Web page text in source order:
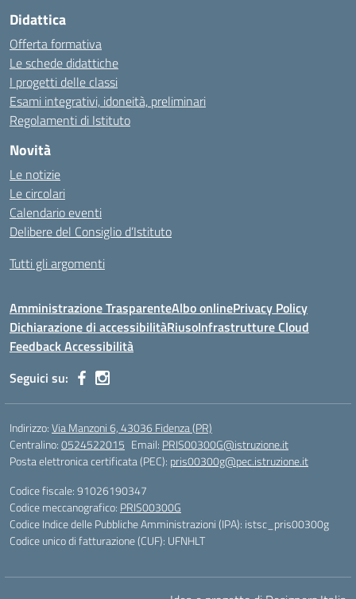
Didattica
Offerta formativa
Le schede didattiche
I progetti delle classi
Esami integrativi, idoneità, preliminari
Regolamenti di Istituto
Novità
Le notizie
Le circolari
Calendario eventi
Delibere del Consiglio d’Istituto
Tutti gli argomenti
Amministrazione TrasparenteAlbo onlinePrivacy Policy
Dichiarazione di accessibilitàRiusoInfrastrutture Cloud
Feedback Accessibilità
Seguici su:
Indirizzo:Via Manzoni 6, 43036 Fidenza (PR)
Centralino:0524522015 Email: PRIS00300G@istruzione.it
Posta elettronica certificata (PEC): pris00300g@pec.istruzione.it
Codice fiscale: 91026190347
Codice meccanografico: PRIS00300G
Codice Indice delle Pubbliche Amministrazioni (IPA): istsc_pris00300g
Codice unico di fatturazione (CUF): UFNHLT